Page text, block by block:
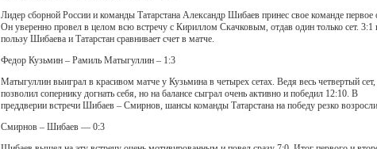
Лидер сборной России и команды Татарстана Александр Шибаев принес свое команде первое
Он уверенно провел в целом всю встречу с Кириллом Скачковым, отдав один только сет. 3:1
пользу Шибаева и Татарстан сравнивает счет в матче.
Федор Кузьмин – Рамиль Матыгуллин – 1:3
Матыгуллин выиграл в красивом матче у Кузьмина в четырех сетах. Ведя весь четвертый
позволил сопернику догнать себя, но на балансе сыграл очень активно и победил 12:10. В
преддверии встречи Шибаев – Смирнов, шансы команды Татарстана на победу резко
Смирнов – Шибаев — 0:3